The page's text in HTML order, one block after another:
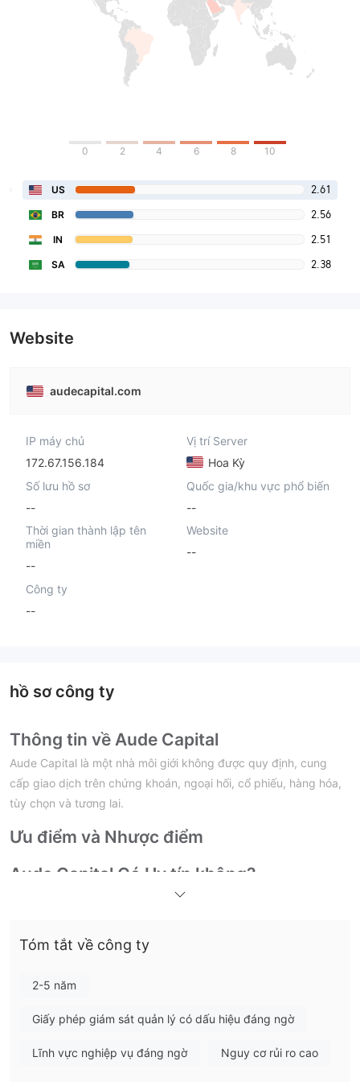
0 2 4 6 8 10
US 2.61
BR 2.56
IN 2.51
SA 2.38
Website
audecapital.com
IP máy chủ
172.67.156.184
Vị trí Server
Hoa Kỳ
Số lưu hồ sơ
--
Quốc gia/khu vực phổ biến
--
Thời gian thành lập tên
miền
--
Website
--
Công ty
--
hồ sơ công ty
Thông tin về Aude Capital
Aude Capital là một nhà môi giới không được quy định, cung
cấp giao dịch trên chứng khoán, ngoại hối, cổ phiếu, hàng hóa,
tùy chọn và tương lai.
Ưu điểm và Nhược điểm
Aude Capital Có Uy tín không?
không có quy định hợp lệ
Tôi có thể giao dịch gì trên Aude Capital?
Loại Tài khoản
Nhà môi giới chưa cung cấp rõ ràng các loại tài khoản mà họ
Tóm tắt về công ty
2-5 năm
Giấy phép giám sát quản lý có dấu hiệu đáng ngờ
Lĩnh vực nghiệp vụ đáng ngờ Nguy cơ rủi ro cao